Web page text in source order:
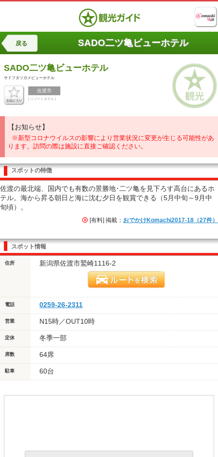
戻る SADO二ツ亀ビューホテル
SADO二ツ亀ビューホテル
サドフタツガメビューホテル
佐渡市
[ リゾートホテル ]
【お知らせ】
※新型コロナウイルスの影響により営業状況に変更が生じる可能性があ
ります。訪問の際は施設に直接ご確認ください。
スポットの特徴
佐渡の最北端、国内でも有数の景勝地･二ツ亀を見下ろす高台にあるホ
テル。海から昇る朝日と海に沈む夕日を観賞できる（5月中旬～9月中
旬頃）。
[有料] 掲載： おでかけKomachi2017-18（27件）
スポット情報
住所 新潟県佐渡市鷲崎1116-2
電話 0259-26-2311
営業 N15時／OUT10時
定休 冬季一部
席数 64席
駐車 60台